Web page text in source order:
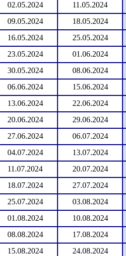
02.05.2024 11.05.2024
09.05.2024 18.05.2024
16.05.2024 25.05.2024
23.05.2024 01.06.2024
30.05.2024 08.06.2024
06.06.2024 15.06.2024
13.06.2024 22.06.2024
20.06.2024 29.06.2024
27.06.2024 06.07.2024
04.07.2024 13.07.2024
11.07.2024 20.07.2024
18.07.2024 27.07.2024
25.07.2024 03.08.2024
01.08.2024 10.08.2024
08.08.2024 17.08.2024
15.08.2024 24.08.2024